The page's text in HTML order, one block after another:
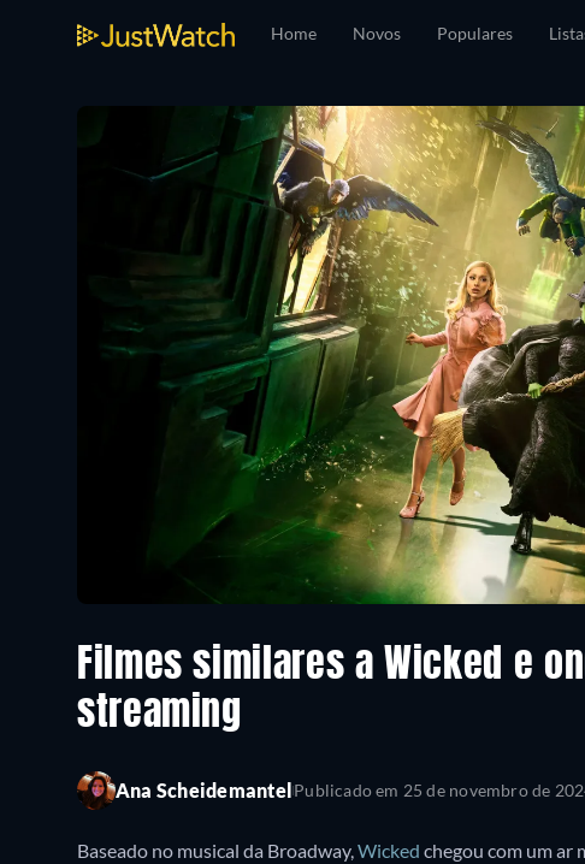
Home Novos Populares
Filmes similares a Wicked e
streaming
Ana ScheidemantelPublicado em 25 de novembro de
Baseado no musical da Broadway,Wicked chegou com um ar